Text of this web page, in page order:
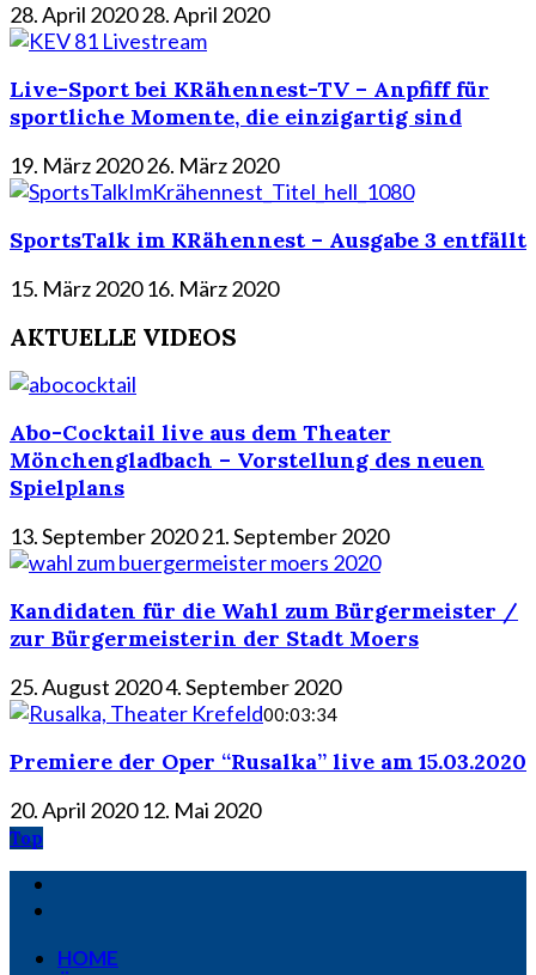
28. April 202028. April 2020
Live-Sport bei KRähennest-TV – Anpfiff für
sportliche Momente, die einzigartig sind
19. März 202026. März 2020
SportsTalk im KRähennest – Ausgabe 3 entfällt
15. März 2020 16. März 2020
AKTUELLE VIDEOS
Abo-Cocktail live aus dem Theater
Mönchengladbach – Vorstellung des neuen
Spielplans
13. September 202021. September 2020
Kandidaten für die Wahl zum Bürgermeister /
zur Bürgermeisterin der Stadt Moers
25. August 20204. September 2020
00:03:34
Premiere der Oper “Rusalka” live am 15.03.2020
20. April 2020 12. Mai 2020
Top
HOME